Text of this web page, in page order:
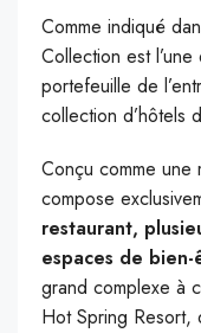
Comme indiqué
Collection est
portefeuille de
collection d’hôtels
Conçu comme une
compose
restaurant,
espaces de bien-
grand complexe à
Hot Spring Resort,